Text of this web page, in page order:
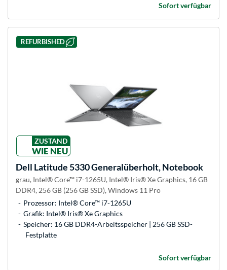
Sofort verfügbar
REFURBISHED
ZUSTAND
WIE NEU
Dell Latitude 5330 Generalüberholt, Notebook
grau, Intel® Core™ i7-1265U, Intel® Iris® Xe Graphics, 16 GB
DDR4, 256 GB (256 GB SSD), Windows 11 Pro
Prozessor: Intel® Core™ i7-1265U
Grafik: Intel® Iris® Xe Graphics
Speicher: 16 GB DDR4-Arbeitsspeicher | 256 GB SSD-
Festplatte
Sofort verfügbar